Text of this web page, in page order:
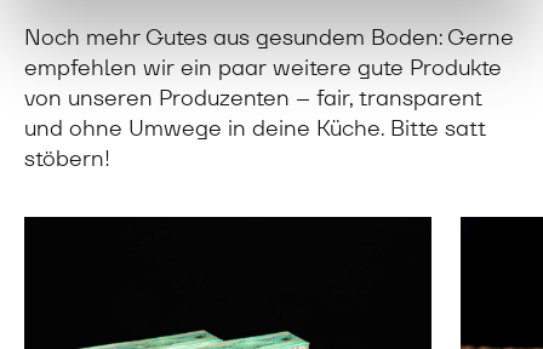
Noch mehr Gutes aus gesundem Boden: Gerne
empfehlen wir ein paar weitere gute Produkte
von unseren Produzenten – fair, transparent
und ohne Umwege in deine Küche. Bitte satt
stöbern!